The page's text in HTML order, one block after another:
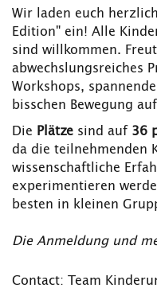
Wir laden euch
Edition" ein! Alle
sind willkommen.
abwechslungsreiches
Workshops,
bisschen Bewegung
Die Plätze sind auf 36
da die teilnehmenden
wissenschaftliche
experimentieren
besten in kleinen
Die Anmeldung und
Contact: Team